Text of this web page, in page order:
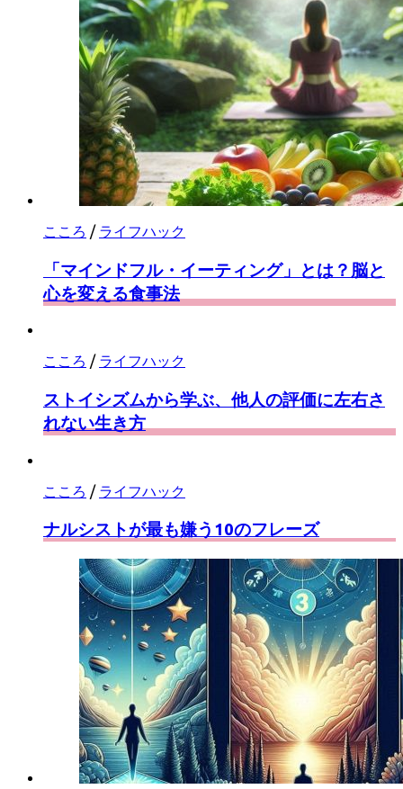
こころ / ライフハック
「マインドフル・イーティング」とは？脳と
心を変える食事法
こころ / ライフハック
ストイシズムから学ぶ、他人の評価に左右さ
れない生き方
こころ / ライフハック
ナルシストが最も嫌う10のフレーズ